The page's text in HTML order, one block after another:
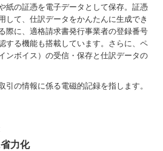
紙の証憑を電子データとして保存。証憑
して、仕訳データをかんたんに生成でき
際に、適格請求書発行事業者の登録番号
する機能も搭載しています。さらに、ペ
ンボイス）の受信・保存と仕訳データの
の情報に係る電磁的記録を指します。
力化